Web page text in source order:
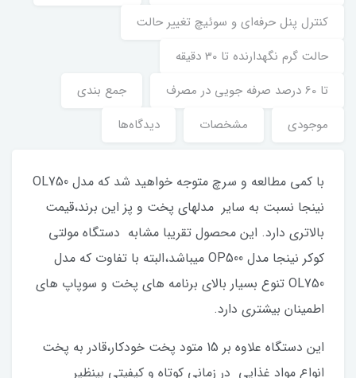
کنترل پنل حرفه‌ای و سوئیچ تغییر حالت
حالت گرم نگهدارنده تا 30 دقیقه
تا 60 درصد صرفه جویی در مصرف
جمع بندی
موجودی
مشخصات دیدگاه‌ها
با کمی مطالعه و سرچ متوجه خواهید شد که مدل OL750
نینجا نسبت به سایر مدلهای پخت و پز این برند،قیمت
بالاتری دارد. این محصول تقریبا مشابه دستگاه مولتی
کوکر نینجا مدل OP500 میباشد،البته با تفاوت که مدل
OL750 تنوع بسیار بالای برنامه های پخت و سوپاپ های
اطمینان بیشتری دارد.
این دستگاه علاوه بر 15 متود پخت خودکار،قادر به پخت
انواع مواد غذایی در زمانی کوتاه و کیفیتی بینظیر